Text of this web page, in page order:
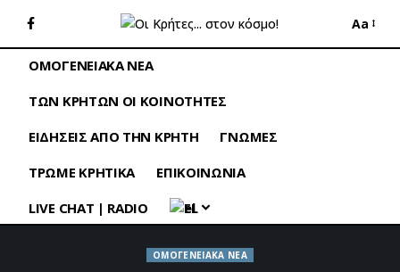
Aa
ΟΜΟΓΕΝΕΙΑΚΑ ΝΕΑ
ΤΩΝ ΚΡΗΤΩΝ ΟΙ ΚΟΙΝΟΤΗΤΕΣ
ΕΙΔΗΣΕΙΣ ΑΠΟ ΤΗΝ ΚΡΗΤΗ
ΓΝΩΜΕΣ
ΤΡΩΜΕ ΚΡΗΤΙΚΑ
ΕΠΙΚΟΙΝΩΝΙΑ
LIVE CHAT | RADIO
EL
ΟΜΟΓΕΝΕΙΑΚΑ ΝΕΑ